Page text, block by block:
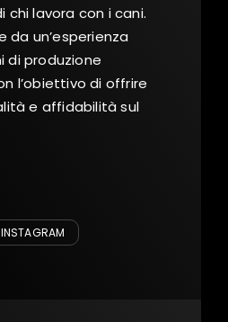
chi lavora con i cani.
da un’esperienza
di produzione
l’obiettivo di offrire
e affidabilità sul
INSTAGRAM